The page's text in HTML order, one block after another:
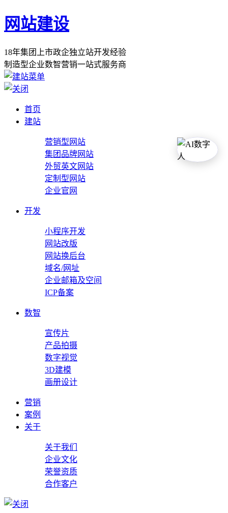
网站建设
18年集团 上市政企独立站开发经验
制 造型企业数智营销一站式服务商
首页
建站
营销型网站
集团品牌网站
外贸英文网站
定制型网站
企业官网
开发
小程序开发
网站改版
网站换后台
域名/网址
企业邮箱及空间
ICP备案
数智
宣传片
产品拍摄
数字视觉
3D建模
画册设计
营销
案例
关于
关于我们
企业文化
荣誉资质
合作客户